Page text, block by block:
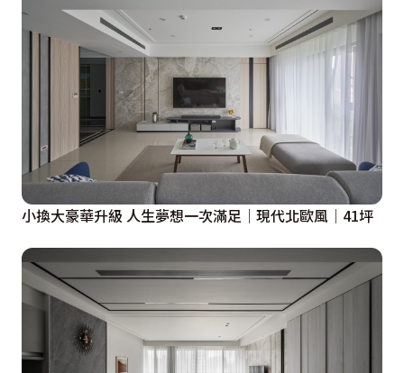
小換大豪華升級 人生夢想一次滿足│現代北歐風│41坪